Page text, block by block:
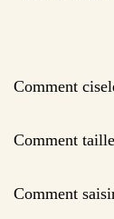
Comment
Comment
Comment